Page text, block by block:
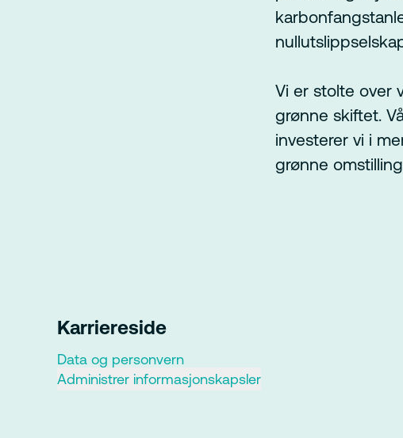
Vi er stolte over
grønne skiftet.
investerer vi i
grønne
Karriereside
Data og personvern
Administrer informasjonskapsler